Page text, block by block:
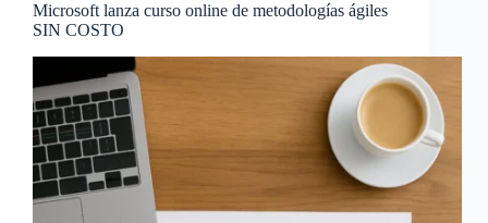
Microsoft lanza curso online de metodologías ágiles
SIN COSTO